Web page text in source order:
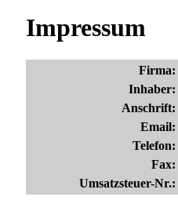
Impressum
Firma:
Inhaber:
Anschrift:
Email:
Telefon:
Fax:
Umsatzsteuer-Nr.: